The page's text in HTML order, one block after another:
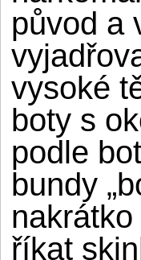
původ a
vysoké
boty s
podle
bundy
říkat